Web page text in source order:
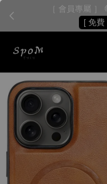
［ 會員專屬 ］
[ 免費